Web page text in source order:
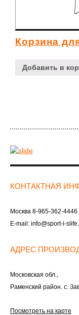
Корзина
Добавить в
КОНТАКТНАЯ
Москва 8-965-362-4446
E-mail: info@sport-i-
АДРЕС
Московская обл.,
Раменский район. с.
Посмотреть на карте